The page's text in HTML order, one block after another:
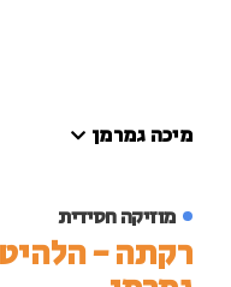
מיכה גמרמן
מוזיקה חסידית
רקתה -